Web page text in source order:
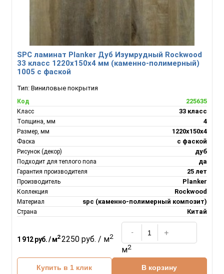
SPC ламинат Planker Дуб Изумрудный Rockwood
33 класс 1220х150х4 мм (каменно-полимерный)
1005 с фаской
Тип: Виниловые покрытия
Код 225635
Класс 33 класс
Толщина, мм 4
Размер, мм 1220х150х4
Фаска с фаской
Рисунок (декор) дуб
Подходит для теплого пола да
Гарантия производителя 25 лет
Производитель Planker
Коллекция Rockwood
Материал spc (каменно-полимерный композит)
Страна Китай
1 912 руб. / м22250 руб. / м2
м2
Купить в 1 клик В корзину